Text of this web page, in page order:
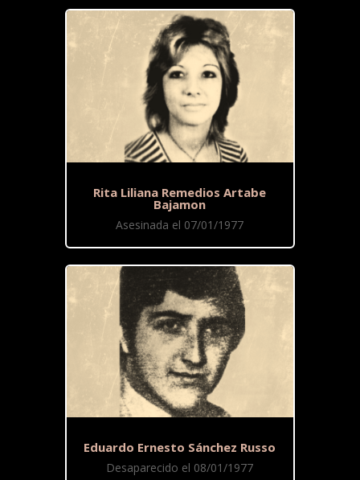
Rita Liliana Remedios Artabe
Bajamon
Asesinada el 07/01/1977
Eduardo Ernesto Sánchez Russo
Desaparecido el 08/01/1977